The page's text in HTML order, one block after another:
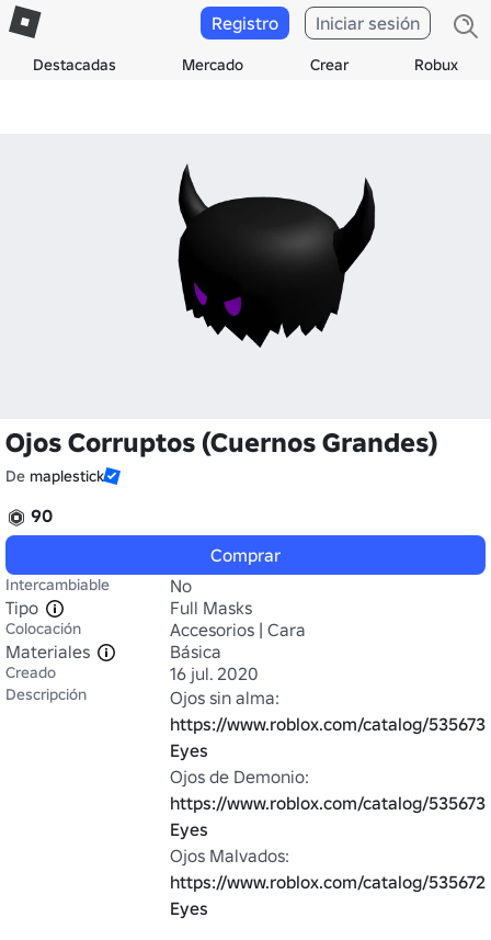
Destacadas Mercado Crear Robux
Registro Iniciar sesión
Ojos Corruptos (Cuernos Grandes)
De maplestick
90
Comprar
Intercambiable
No
Tipo
Full Masks
Colocación
Accesorios | Cara
Materiales
Básica
Creado 16 jul. 2020
Descripción
https://www.roblox.com/catalog/
Eyes
https://www.roblox.com/catalog/
Eyes
https://www.roblox.com/catalog/
Eyes